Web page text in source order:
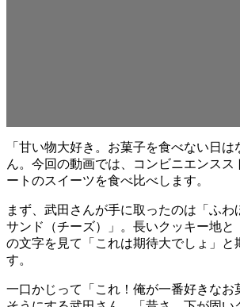
「甘い物大好き。お菓子を食べない日は
ん。今回の動画では、コンビニエンスス
ートのスイーツを食べ比べします。
まず、武田さんが手に取ったのは「ふわ
サンド（チーズ）」。長いクッキー地と
の文字を見て「これは期待大でしょ」と
す。
一口かじって「これ！俺が一番好きなお